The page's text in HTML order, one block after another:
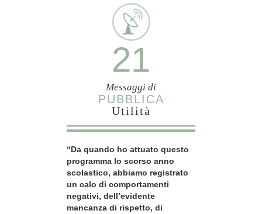
21
Messaggi di
PUBBLICA
Utilità
“Da quando ho attuato questo
programma lo scorso anno
scolastico, abbiamo registrato
un calo di comportamenti
negativi, dell’evidente
mancanza di rispetto, di